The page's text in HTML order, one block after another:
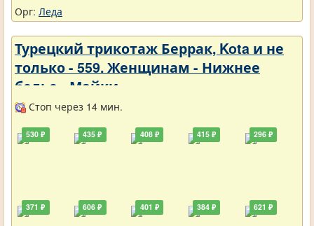
Орг: Леда
Турецкий трикотаж Беррак, Kota и не
только - 559. Женщинам - Нижнее
белье - Майки
Стоп через 14 мин.
530 ₽
371 ₽
435 ₽
606 ₽
408 ₽
401 ₽
415 ₽
384 ₽
296 ₽
621 ₽